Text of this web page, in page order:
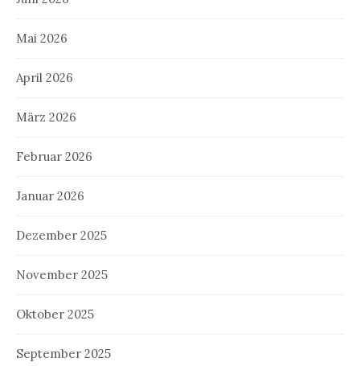
Mai 2026
April 2026
März 2026
Februar 2026
Januar 2026
Dezember 2025
November 2025
Oktober 2025
September 2025